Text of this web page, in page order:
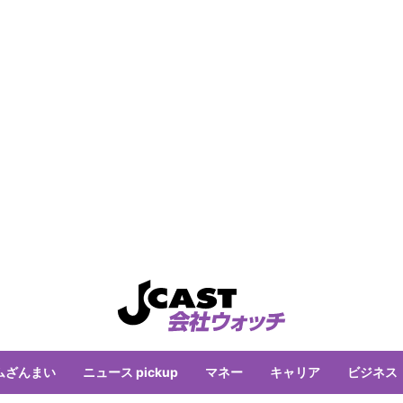
ざんまい ニュース pickup マネー キャリア ビジネス